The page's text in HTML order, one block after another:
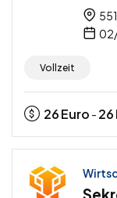
Vollzeit
26Euro - 26